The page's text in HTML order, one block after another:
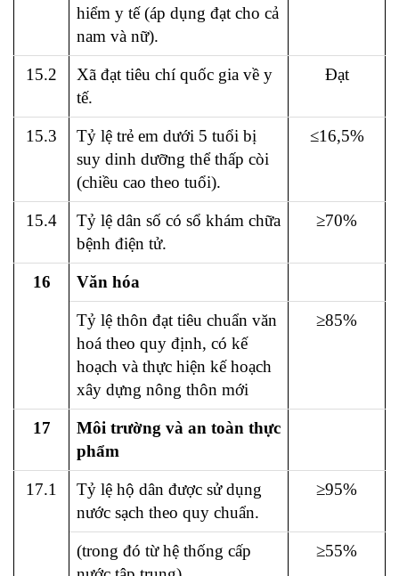
hiểm y tế (áp dụng đạt cho cả
nam và nữ).
15.2
Xã đạt tiêu chí quốc gia về y
tế.
Đạt
15.3
Tỷ lệ trẻ em dưới 5 tuổi bị
suy dinh dưỡng thể thấp còi
(chiều cao theo tuổi).
≤16,5%
15.4
Tỷ lệ dân số có sổ khám chữa
bệnh điện tử.
≥70%
16 Văn hóa
Tỷ lệ thôn đạt tiêu chuẩn văn
hoá theo quy định, có kế
hoạch và thực hiện kế hoạch
xây dựng nông thôn mới
≥85%
17
Môi trường và an toàn thực
phẩm
17.1
Tỷ lệ hộ dân được sử dụng
nước sạch theo quy chuẩn.
≥95%
(trong đó từ hệ thống cấp
≥55%